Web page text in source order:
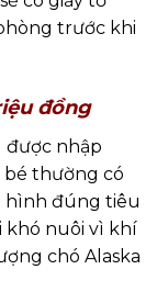
trước khi
đồng
được nhập
bé thường có
hình đúng tiêu
khó nuôi vì khí
chó Alaska